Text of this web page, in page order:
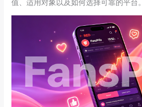
值、适用对象以及如何选择可靠的平台。